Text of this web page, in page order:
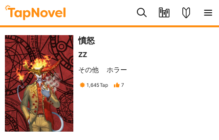
憤怒
ZZ
その他
ホラー
1,645Tap 7